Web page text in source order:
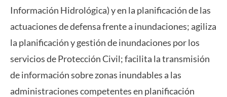
Información Hidrológica) y en la planificación de las
actuaciones de defensa frente a inundaciones; agiliza
la planificación y gestión de inundaciones por los
servicios de Protección Civil; facilita la transmisión
de información sobre zonas inundables a las
administraciones competentes en planificación